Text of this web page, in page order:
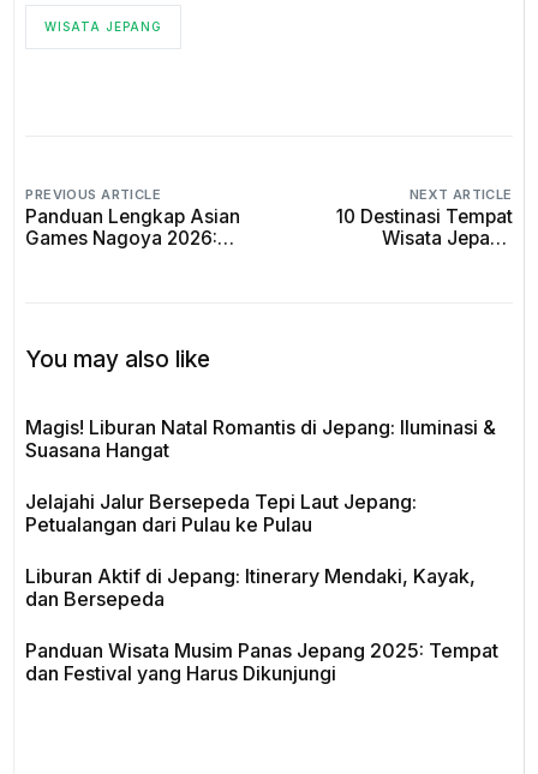
WISATA JEPANG
PREVIOUS ARTICLE
Panduan Lengkap Asian
Games Nagoya 2026:
NEXT ARTICLE
10 Destinasi Tempat
Wisata Jepang
You may also like
Magis! Liburan Natal Romantis di Jepang: Iluminasi &
Suasana Hangat
Jelajahi Jalur Bersepeda Tepi Laut Jepang:
Petualangan dari Pulau ke Pulau
Liburan Aktif di Jepang: Itinerary Mendaki, Kayak,
dan Bersepeda
Panduan Wisata Musim Panas Jepang 2025: Tempat
dan Festival yang Harus Dikunjungi